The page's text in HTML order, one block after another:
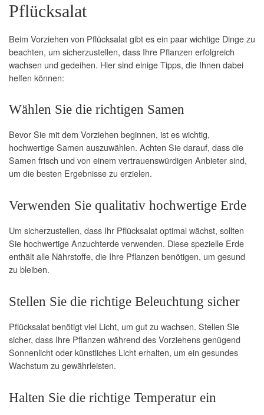
Pflücksalat
Beim Vorziehen von Pflücksalat gibt es ein paar wichtige Dinge zu
beachten, um sicherzustellen, dass Ihre Pflanzen erfolgreich
wachsen und gedeihen. Hier sind einige Tipps, die Ihnen dabei
helfen können:
Wählen Sie die richtigen Samen
Bevor Sie mit dem Vorziehen beginnen, ist es wichtig,
hochwertige Samen auszuwählen. Achten Sie darauf, dass die
Samen frisch und von einem vertrauenswürdigen Anbieter sind,
um die besten Ergebnisse zu erzielen.
Verwenden Sie qualitativ hochwertige Erde
Um sicherzustellen, dass Ihr Pflücksalat optimal wächst, sollten
Sie hochwertige Anzuchterde verwenden. Diese spezielle Erde
enthält alle Nährstoffe, die Ihre Pflanzen benötigen, um gesund
zu bleiben.
Stellen Sie die richtige Beleuchtung sicher
Pflücksalat benötigt viel Licht, um gut zu wachsen. Stellen Sie
sicher, dass Ihre Pflanzen während des Vorziehens genügend
Sonnenlicht oder künstliches Licht erhalten, um ein gesundes
Wachstum zu gewährleisten.
Halten Sie die richtige Temperatur ein